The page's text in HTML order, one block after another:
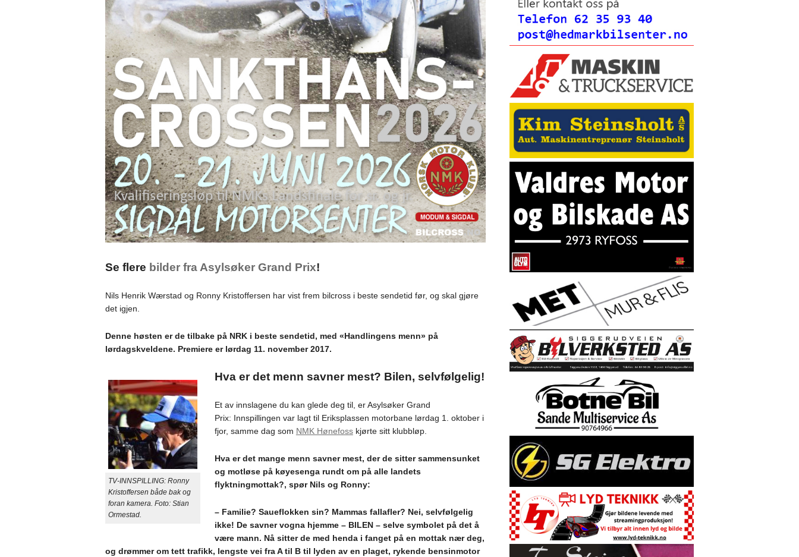
Se flere bilder fra Asylsøker Grand Prix!
Nils Henrik Wærstad og Ronny Kristoffersen har vist frem bilcross i beste sendetid før, og skal gjøre
det igjen.
Denne høsten er de tilbake på NRK i beste sendetid, med «Handlingens menn» på
lørdagskveldene. Premiere er lørdag 11. november 2017.
TV-INNSPILLING: Ronny
Kristoffersen både bak og
foran kamera. Foto: Stian
Ormestad.
Hva er det menn savner mest? Bilen, selvfølgelig!
Et av innslagene du kan glede deg til, er Asylsøker Grand
Prix: Innspillingen var lagt til Eriksplassen motorbane lørdag 1. oktober i
fjor, samme dag som NMK Hønefosskjørte sitt klubbløp.
Hva er det mange menn savner mest, der de sitter sammensunket
og motløse på køyesenga rundt om på alle landets
flyktningmottak?, spør Nils og Ronny:
– Familie? Saueflokken sin? Mammas fallafler? Nei, selvfølgelig
ikke! De savner vogna hjemme – BILEN – selve symbolet på det å
være mann. Nå sitter de med henda i fanget på en mottak nær deg,
og drømmer om tett trafikk, lengste vei fra A til B til lyden av en plaget, rykende bensinmotor